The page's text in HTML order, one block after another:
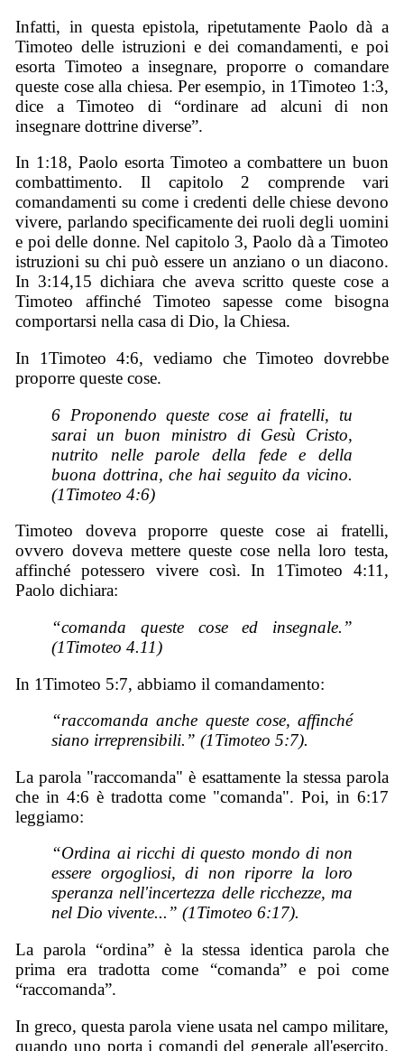
Infatti, in questa epistola, ripetutamente Paolo dà a
Timoteo delle istruzioni e dei comandamenti, e poi
esorta Timoteo a insegnare, proporre o comandare
queste cose alla chiesa. Per esempio, in 1Timoteo 1:3,
dice a Timoteo di “ordinare ad alcuni di non
insegnare dottrine diverse”.
In 1:18, Paolo esorta Timoteo a combattere un buon
combattimento. Il capitolo 2 comprende vari
comandamenti su come i credenti delle chiese devono
vivere, parlando specificamente dei ruoli degli uomini
e poi delle donne. Nel capitolo 3, Paolo dà a Timoteo
istruzioni su chi può essere un anziano o un diacono.
In 3:14,15 dichiara che aveva scritto queste cose a
Timoteo affinché Timoteo sapesse come bisogna
comportarsi nella casa di Dio, la Chiesa.
In 1Timoteo 4:6, vediamo che Timoteo dovrebbe
proporre queste cose.
6 Proponendo queste cose ai fratelli, tu
sarai un buon ministro di Gesù Cristo,
nutrito nelle parole della fede e della
buona dottrina, che hai seguito da vicino.
(1Timoteo 4:6)
Timoteo doveva proporre queste cose ai fratelli,
ovvero doveva mettere queste cose nella loro testa,
affinché potessero vivere così. In 1Timoteo 4:11,
Paolo dichiara:
“comanda queste cose ed insegnale.”
(1Timoteo 4.11)
In 1Timoteo 5:7, abbiamo il comandamento:
“raccomanda anche queste cose, affinché
siano irreprensibili.” (1Timoteo 5:7).
La parola "raccomanda" è esattamente la stessa parola
che in 4:6 è tradotta come "comanda". Poi, in 6:17
leggiamo:
“Ordina ai ricchi di questo mondo di non
essere orgogliosi, di non riporre la loro
speranza nell'incertezza delle ricchezze, ma
nel Dio vivente...” (1Timoteo 6:17).
La parola “ordina” è la stessa identica parola che
prima era tradotta come “comanda” e poi come
“raccomanda”.
In greco, questa parola viene usata nel campo militare,
quando uno porta i comandi del generale all'esercito.